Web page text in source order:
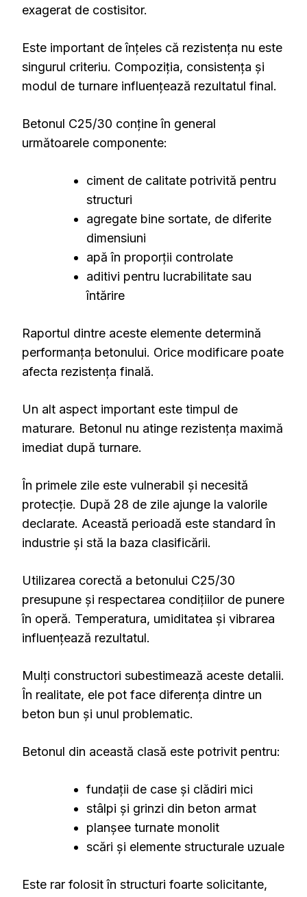
exagerat de costisitor.
Este important de înțeles că rezistența nu este
singurul criteriu. Compoziția, consistența și
modul de turnare influențează rezultatul final.
Betonul C25/30 conține în general
următoarele componente:
ciment de calitate potrivită pentru
structuri
agregate bine sortate, de diferite
dimensiuni
apă în proporții controlate
aditivi pentru lucrabilitate sau
întărire
Raportul dintre aceste elemente determină
performanța betonului. Orice modificare poate
afecta rezistența finală.
Un alt aspect important este timpul de
maturare. Betonul nu atinge rezistența maximă
imediat după turnare.
În primele zile este vulnerabil și necesită
protecție. După 28 de zile ajunge la valorile
declarate. Această perioadă este standard în
industrie și stă la baza clasificării.
Utilizarea corectă a betonului C25/30
presupune și respectarea condițiilor de punere
în operă. Temperatura, umiditatea și vibrarea
influențează rezultatul.
Mulți constructori subestimează aceste detalii.
În realitate, ele pot face diferența dintre un
beton bun și unul problematic.
Betonul din această clasă este potrivit pentru:
fundații de case și clădiri mici
stâlpi și grinzi din beton armat
planșee turnate monolit
scări și elemente structurale uzuale
Este rar folosit în structuri foarte solicitante,